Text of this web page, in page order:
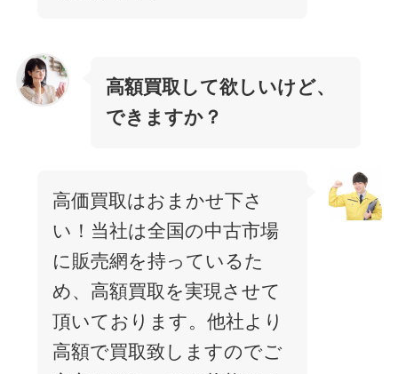
高額買取して欲しいけど、
できますか？
高価買取はおまかせ下さ
い！当社は全国の中古市場
に販売網を持っているた
め、高額買取を実現させて
頂いております。他社より
高額で買取致しますのでご